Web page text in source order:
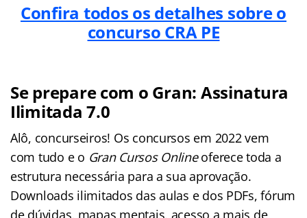
Confira todos os detalhes sobre o
concurso CRA PE
Se prepare com o Gran: Assinatura
Ilimitada 7.0
Alô, concurseiros! Os concursos em 2022 vem
com tudo e o Gran Cursos Onlineoferece toda a
estrutura necessária para a sua aprovação.
Downloads ilimitados das aulas e dos PDFs, fórum
de dúvidas, mapas mentais, acesso a mais de